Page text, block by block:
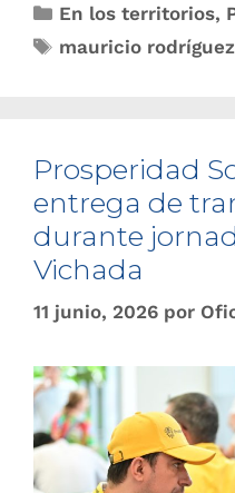
En los territorios,
mauricio
Prosperidad
entrega de
durante
Vichada
11 junio, 2026 por